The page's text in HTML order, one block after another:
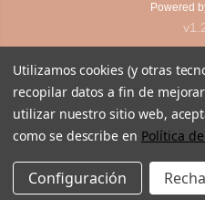
Powered
Utilizamos cookies (y otras
recopilar datos a fin de
utilizar nuestro sitio web,
como se describe en Política
Configuración